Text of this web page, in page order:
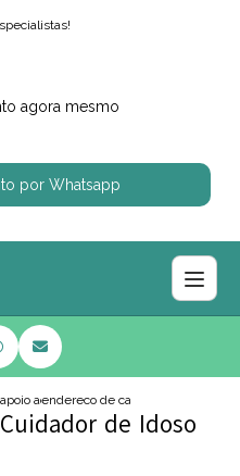
agora mesmo
por Whatsapp
ao idoso
endereco de casa de cuidador de
de Idoso